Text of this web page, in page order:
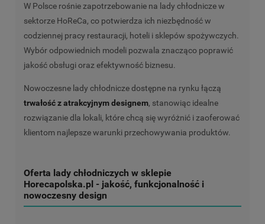
W Polsce rośnie zapotrzebowanie na lady chłodnicze w
sektorze HoReCa, co potwierdza ich niezbędność w
codziennej pracy restauracji, hoteli i sklepów spożywczych.
Wybór odpowiednich modeli pozwala znacząco poprawić
jakość obsługi oraz efektywność biznesu.
Nowoczesne lady chłodnicze dostępne na rynku łączą
trwałość z atrakcyjnym designem, stanowiąc idealne
rozwiązanie dla lokali, które chcą się wyróżnić i zaoferować
klientom najlepsze warunki przechowywania produktów.
Oferta lady chłodniczych w sklepie
Horecapolska.pl - jakość, funkcjonalność i
nowoczesny design